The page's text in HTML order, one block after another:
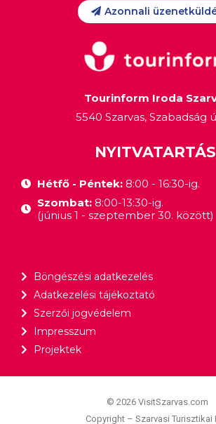
Azonnali
Tourinform Iroda
5540 Szarvas, Szabadság
Hétfő - Péntek:8:00 - 16:30-ig.
Szombat: 8:00-13:30-ig.
(június 1 - szeptember 30. között)
Böngészési adatkezelés
Adatkezelési tájékoztató
Szerzői jogvédelem
Impresszum
Projektek
© 2026 VisitSzarvas.com
Copyright – Szarvasi Turisztikai